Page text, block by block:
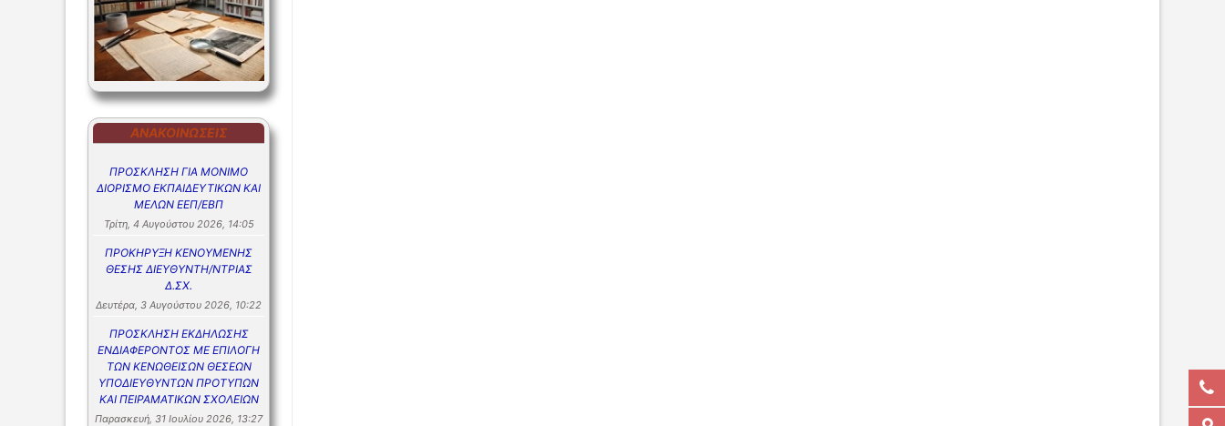
ΑΝΑΚΟΙΝΏΣΕΙΣ
ΠΡΟΣΚΛΗΣΗ ΓΙΑ ΜΟΝΙΜΟ
ΔΙΟΡΙΣΜΟ ΕΚΠΑΙΔΕΥΤΙΚΩΝ ΚΑΙ
ΜΕΛΩΝ ΕΕΠ/ΕΒΠ
Τρίτη, 4 Αυγούστου 2026, 14:05
ΠΡΟΚΗΡΥΞΗ ΚΕΝΟΥΜΕΝΗΣ
ΘΕΣΗΣ ΔΙΕΥΘΥΝΤΗ/ΝΤΡΙΑΣ
Δ.ΣΧ.
Δευτέρα, 3 Αυγούστου 2026, 10:22
ΠΡΟΣΚΛΗΣΗ ΕΚΔΗΛΩΣΗΣ
ΕΝΔΙΑΦΕΡΟΝΤΟΣ ΜΕ ΕΠΙΛΟΓΗ
ΤΩΝ ΚΕΝΩΘΕΙΣΩΝ ΘΕΣΕΩΝ
ΥΠΟΔΙΕΥΘΥΝΤΩΝ ΠΡΟΤΥΠΩΝ
ΚΑΙ ΠΕΙΡΑΜΑΤΙΚΩΝ ΣΧΟΛΕΙΩΝ
Παρασκευή, 31 Ιουλίου 2026, 13:27